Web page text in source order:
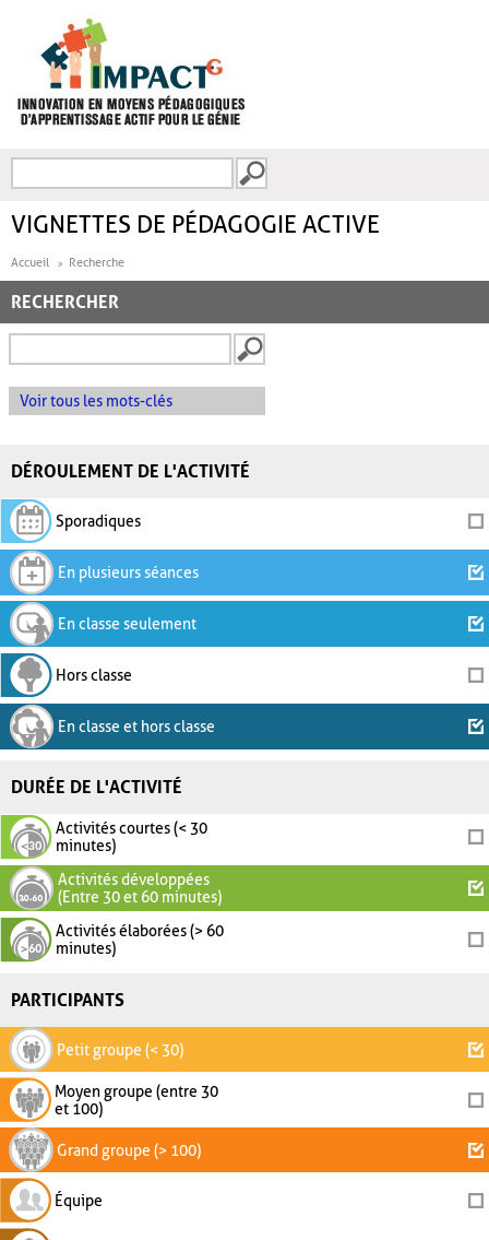
FORMULAIRE DE
VIGNETTES DE PÉDAGOGIE ACTIVE
Accueil Recherche
RECHERCHER
Voir tous les mots-clés
DÉROULEMENT DE L'ACTIVITÉ
Sporadiques
En plusieurs séances
En classe seulement
Hors classe
En classe et hors classe
DURÉE DE L'ACTIVITÉ
Activités courtes (< 30
minutes)
Activités développées
(Entre 30 et 60 minutes)
Activités élaborées (> 60
minutes)
PARTICIPANTS
Petit groupe (< 30)
Moyen groupe (entre 30
et 100)
Grand groupe (> 100)
Équipe